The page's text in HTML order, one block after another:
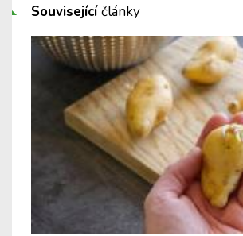
Souvisejícíčlánky